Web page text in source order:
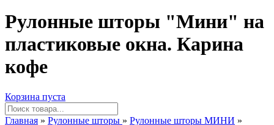
Рулонные шторы "Мини" на
пластиковые окна. Карина
кофе
Корзина пуста
Главная » Рулонные шторы » Рулонные шторы МИНИ »